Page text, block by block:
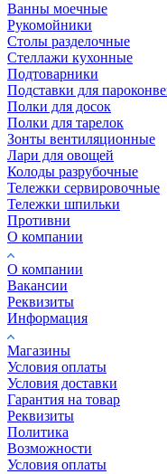
Ванны моечные
Рукомойники
Столы разделочные
Стеллажи кухонные
Подтоварники
Подставки для
Полки для досок
Полки для тарелок
Зонты вентиляционные
Лари для овощей
Колоды разрубочные
Тележки сервировочные
Тележки шпильки
Противни
О компании
О компании
Вакансии
Реквизиты
Информация
Магазины
Условия оплаты
Условия доставки
Гарантия на товар
Реквизиты
Политика
Возможности
Условия оплаты